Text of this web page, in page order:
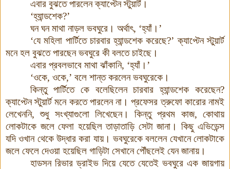
এবার বুঝতে পারলেন ক্যাপ্টেন স্টুয়ার্ট।
‘হ্যান্ডশেক?’
ঘন ঘন মাথা নাড়ল ভবঘুরে। অর্থাৎ, ‘হ্যাঁ।’
‘যে মহিলা পার্টিতে চারবার হ্যান্ডশেক করেছে?’ক্যাপ্টেন স্টুয়ার্ট
মনে হল বুঝতে পারছেন ভবঘুরে কী বলতে চাইছে।
এবার প্রবলভাবে মাথা ঝাঁকানি, ‘হ্যাঁ।’
‘ওকে, ওকে,’ বলে শান্ত করলেন ভবঘুরেকে।
কিন্তু পার্টিতে কে বলেছিলেন চারবার হ্যান্ডশেক করেছেন?
ক্যাপ্টেন স্টুয়ার্ট মনে করতে পারলেন না। প্রফেসর ত্রুফো কারোর নামই
লেখেননি, শুধু সংখ্যাগুলো লিখেছেন। কিন্তু প্রথম কাজ, কোথায়
লোকটাকে জলে ফেলা হয়েছিল তাড়াতাড়ি সেটা জানা। কিছু এভিডেন্স
যদি ওখান থেকে উদ্ধার করা যায়। ভবঘুরেকে বললেন যেখানে লোকটাকে
জলে ফেলে দেওয়া হয়েছিল গাড়িটা সেখানে পৌঁছলেই যেন জানায়।
হাডসন রিভার ড্রাইভ দিয়ে যেতে যেতেই ভবঘুরে এক জায়গায়